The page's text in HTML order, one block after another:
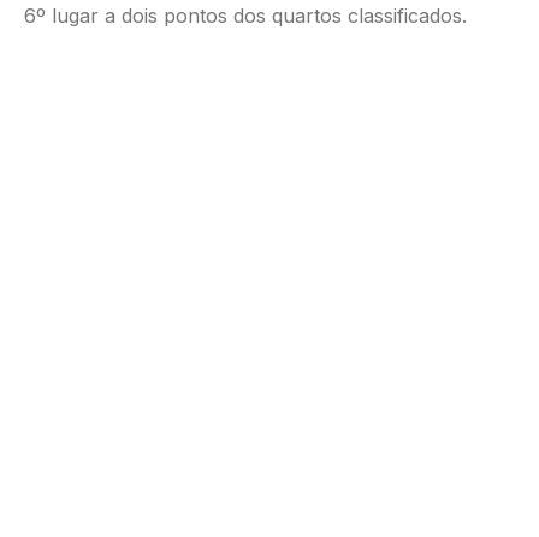
6º lugar a dois pontos dos quartos classificados.